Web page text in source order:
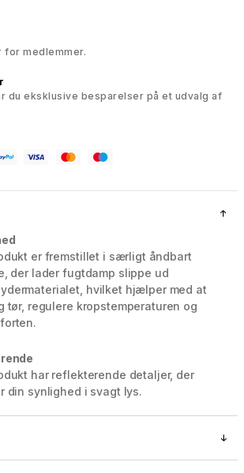
for medlemmer.
du eksklusive besparelser på et udvalg af
er fremstillet i særligt åndbart
der lader fugtdamp slippe ud
hvilket hjælper med at
tør, regulere kropstemperaturen og
har reflekterende detaljer, der
din synlighed i svagt lys.